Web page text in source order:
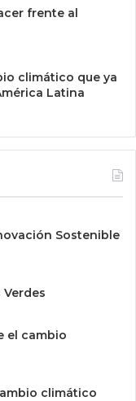
frente al
climático que ya
Latina
Sostenible
el cambio
climático